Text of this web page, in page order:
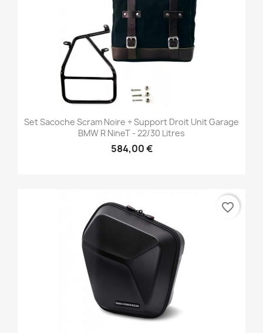
Set Sacoche Scram Noire + Support Droit Unit Garage
BMW R NineT - 22/30 Litres
584,00 €
favorite_border